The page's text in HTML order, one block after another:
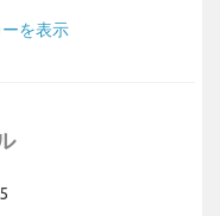
を表示